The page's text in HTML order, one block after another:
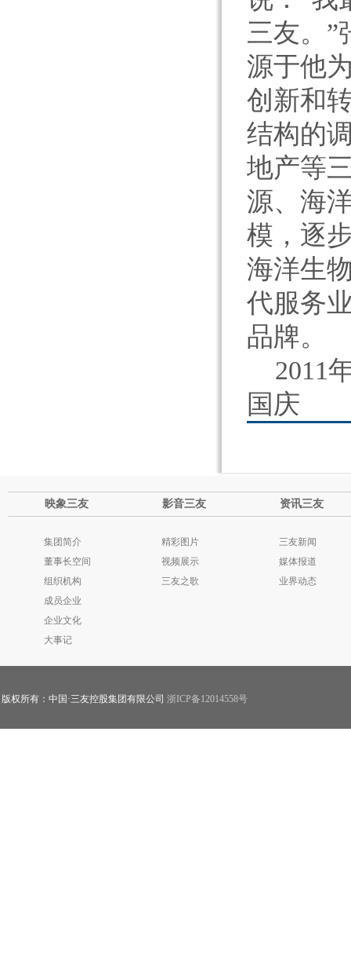
三友。”
源于他
创新和
结构的
地产等
源、海
模，逐
海洋生
代服务
品牌。
2011
国庆
映象三友
集团简介
董事长空间
组织机构
成员企业
企业文化
大事记
影音三友
精彩图片
视频展示
三友之歌
资讯三友
三友新闻
媒体报道
业界动态
版权所有：中国·三友控股集团有限公司 浙ICP备12014558号